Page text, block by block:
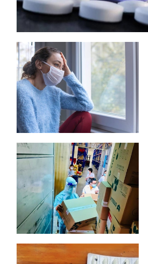
Bộ Quốc phòng
Bão tuyết
Bệnh viện
Bản quyền
Bảo tàng
Blockchain
Bộ Ngoại giao
Bình Dương
Biển Đen
Boeing
Bình Định
Bulgaria
Biến chủng
Baikal
Bakhmut
Bulagria
Crimea
Chính trị